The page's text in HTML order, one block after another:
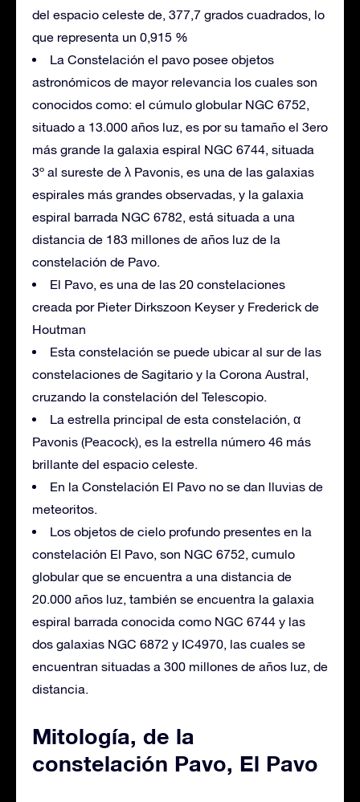
del espacio celeste de, 377,7 grados cuadrados, lo
que representa un 0,915 %
La Constelación el pavo posee objetos
astronómicos de mayor relevancia los cuales son
conocidos como: el cúmulo globular NGC 6752,
situado a 13.000 años luz, es por su tamaño el 3ero
más grande la galaxia espiral NGC 6744, situada
3º al sureste de λ Pavonis, es una de las galaxias
espirales más grandes observadas, y la galaxia
espiral barrada NGC 6782, está situada a una
distancia de 183 millones de años luz de la
constelación de Pavo.
El Pavo, es una de las 20 constelaciones
creada por Pieter Dirkszoon Keyser y Frederick de
Houtman
Esta constelación se puede ubicar al sur de las
constelaciones de Sagitario y la Corona Austral,
cruzando la constelación del Telescopio.
La estrella principal de esta constelación, α
Pavonis (Peacock), es la estrella número 46 más
brillante del espacio celeste.
En la Constelación El Pavo no se dan lluvias de
meteoritos.
Los objetos de cielo profundo presentes en la
constelación El Pavo, son NGC 6752, cumulo
globular que se encuentra a una distancia de
20.000 años luz, también se encuentra la galaxia
espiral barrada conocida como NGC 6744 y las
dos galaxias NGC 6872 y IC4970, las cuales se
encuentran situadas a 300 millones de años luz, de
distancia.
Mitología, de la
constelación Pavo, El Pavo